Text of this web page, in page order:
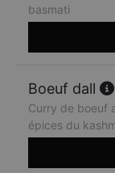
basmati
Boeuf dall
Curry de boeuf
épices du